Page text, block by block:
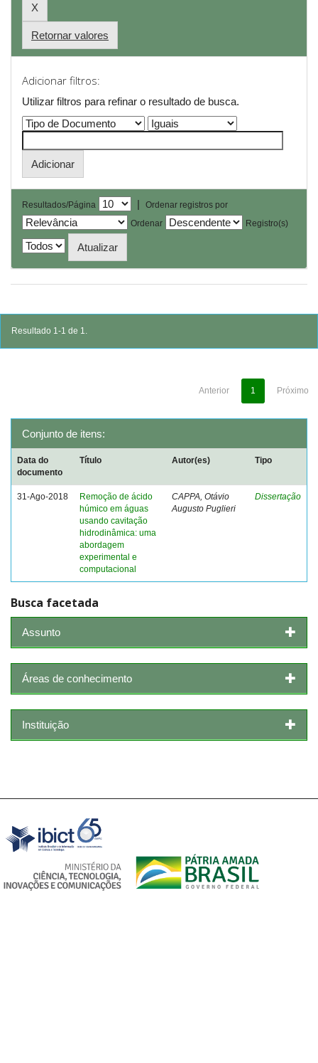
Retornar valores
Adicionar filtros:
Utilizar filtros para refinar o resultado de busca.
Resultados/Página |
Ordenar registros por
Ordenar
Registro(s)
Resultado 1-1 de 1.
Anterior 1 Próximo
Conjunto de itens:
Data do
documento
Título Autor(es) Tipo
31-Ago-2018
Remoção de ácido
húmico em águas
usando cavitação
hidrodinâmica: uma
abordagem
experimental e
computacional
CAPPA, Otávio
Augusto Puglieri
Dissertação
Busca facetada
Assunto
Áreas de conhecimento
Instituição